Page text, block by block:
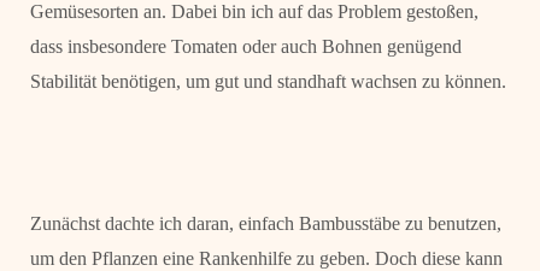
Gemüsesorten an. Dabei bin ich auf das Problem gestoßen,
dass insbesondere Tomaten oder auch Bohnen genügend
Stabilität benötigen, um gut und standhaft wachsen zu können.
Zunächst dachte ich daran, einfach Bambusstäbe zu benutzen,
um den Pflanzen eine Rankenhilfe zu geben. Doch diese kann